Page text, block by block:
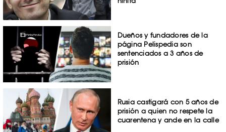
Dueños y fundadores de la
página Pelispedia son
sentenciados a 3 años de
prisión
Rusia castigará con 5 años de
prisión a quien no respete la
cuarentena y ande en la calle